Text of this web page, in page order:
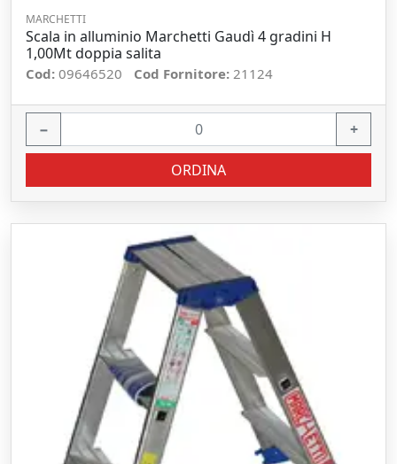
MARCHETTI
Scala in alluminio Marchetti Gaudì 4 gradini H
1,00Mt doppia salita
Cod: 09646520 Cod Fornitore: 21124
− +
ORDINA